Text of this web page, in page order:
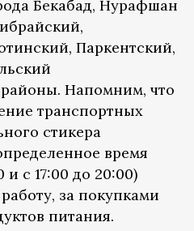
Бекабад, Нурафшан
Паркентский,
Напомним, что
транспортных
стикера
время
и с 17:00 до 20:00)
за покупками
питания.